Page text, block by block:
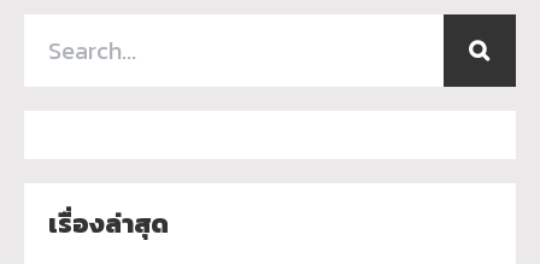
เรื่องล่าสุด